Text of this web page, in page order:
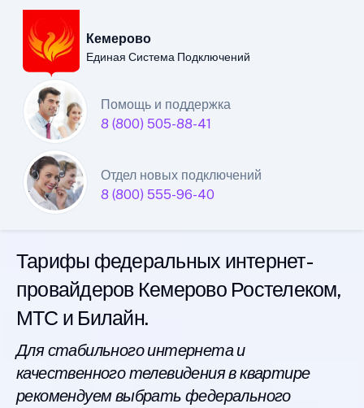
Кемерово
Единая Система Подключений
Помощь и поддержка
8 (800) 505-88-41
Отдел новых подключений
8 (800) 555-96-40
Кемеровский филиал
Единой Системы
Подключений
интернета
Тарифы федеральных интернет-
провайдеров Кемерово Ростелеком,
МТС и Билайн.
Для стабильного интернета и
качественного телевидения в квартире
рекомендуем выбрать федерального